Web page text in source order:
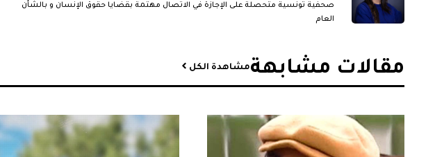
صحفية تونسية متحصلة على الإجازة في الاتصال مهتمة بقضايا حقوق الإنسان و بالشأن
العام
مقالات مشابهة​مشاهدة الكل